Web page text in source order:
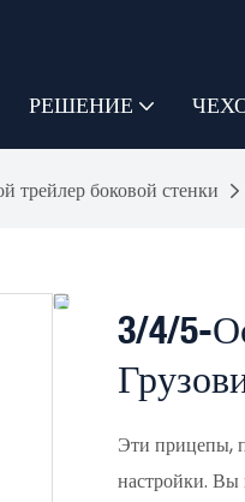
РЕШЕНИЕ
трейлер боковой стенки
3/4/5-
Эти прицепы,
настройки. Вы